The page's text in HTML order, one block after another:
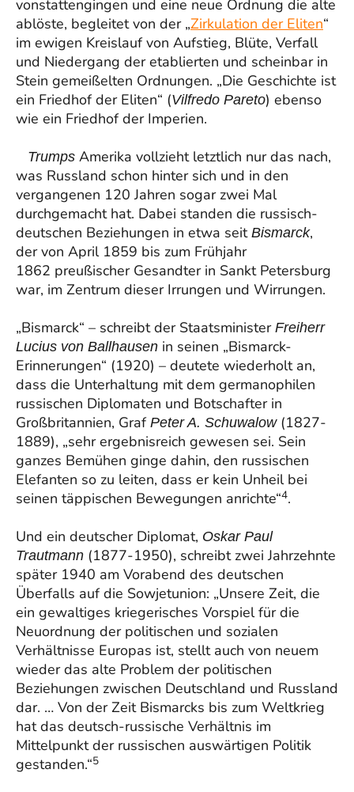
vonstattengingen und eine neue Ordnung die alte
ablöste, begleitet von der „Zirkulation der Eliten“
im ewigen Kreislauf von Aufstieg, Blüte, Verfall
und Niedergang der etablierten und scheinbar in
Stein gemeißelten Ordnungen. „Die Geschichte ist
ein Friedhof der Eliten“ (Vilfredo Pareto) ebenso
wie ein Friedhof der Imperien.
Trumps Amerika vollzieht letztlich nur das nach,
was Russland schon hinter sich und in den
vergangenen 120 Jahren sogar zwei Mal
durchgemacht hat. Dabei standen die russisch-
deutschen Beziehungen in etwa seit Bismarck,
der von April 1859 bis zum Frühjahr
1862 preußischer Gesandter in Sankt Petersburg
war, im Zentrum dieser Irrungen und Wirrungen.
„Bismarck“ – schreibt der Staatsminister Freiherr
Lucius von Ballhausen in seinen „Bismarck-
Erinnerungen“ (1920) – deutete wiederholt an,
dass die Unterhaltung mit dem germanophilen
russischen Diplomaten und Botschafter in
Großbritannien, Graf Peter A. Schuwalow (1827-
1889), „sehr ergebnisreich gewesen sei. Sein
ganzes Bemühen ginge dahin, den russischen
Elefanten so zu leiten, dass er kein Unheil bei
seinen täppischen Bewegungen anrichte“4.
Und ein deutscher Diplomat, Oskar Paul
Trautmann (1877-1950), schreibt zwei Jahrzehnte
später 1940 am Vorabend des deutschen
Überfalls auf die Sowjetunion: „Unsere Zeit, die
ein gewaltiges kriegerisches Vorspiel für die
Neuordnung der politischen und sozialen
Verhältnisse Europas ist, stellt auch von neuem
wieder das alte Problem der politischen
Beziehungen zwischen Deutschland und Russland
dar. … Von der Zeit Bismarcks bis zum Weltkrieg
hat das deutsch-russische Verhältnis im
Mittelpunkt der russischen auswärtigen Politik
gestanden.“5